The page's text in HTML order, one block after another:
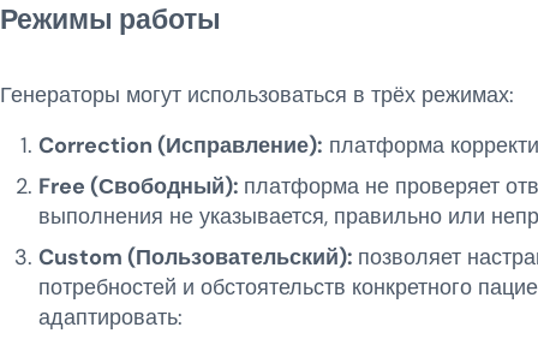
Режимы работы
Генераторы могут использоваться в трёх режимах:
Correction (Исправление): платформа
Free (Свободный): платформа не проверяет
выполнения не указывается, правильно или
Custom (Пользовательский): позволяет
потребностей и обстоятельств конкретного
адаптировать: